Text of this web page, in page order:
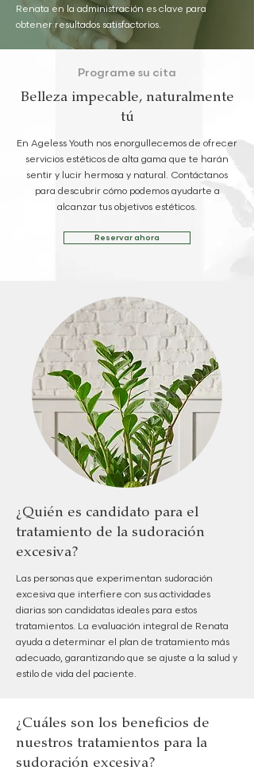
Renata en la administración es clave para
obtener resultados satisfactorios.
Programe su cita
Belleza impecable, naturalmente
tú
En Ageless Youth nos enorgullecemos de ofrecer
servicios estéticos de alta gama que te harán
sentir y lucir hermosa y natural. Contáctanos
para descubrir cómo podemos ayudarte a
alcanzar tus objetivos estéticos.
Reservar ahora
¿Quién es candidato para el
tratamiento de la sudoración
excesiva?
Las personas que experimentan sudoración
excesiva que interfiere con sus actividades
diarias son candidatas ideales para estos
tratamientos. La evaluación integral de Renata
ayuda a determinar el plan de tratamiento más
adecuado, garantizando que se ajuste a la salud y
estilo de vida del paciente.
¿Cuáles son los beneficios de
nuestros tratamientos para la
sudoración excesiva?